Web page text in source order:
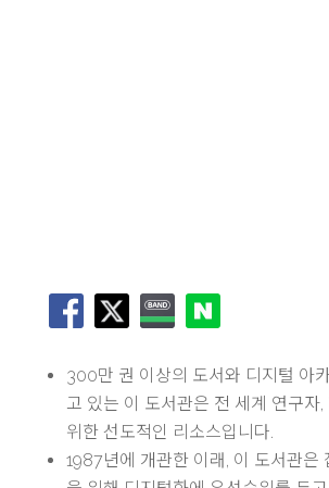
300만 권 이상의 도서와 디지털 아
고 있는 이 도서관은 전 세계 연구자,
위한 선도적인 리소스입니다.
1987년에 개관한 이래, 이 도서관은